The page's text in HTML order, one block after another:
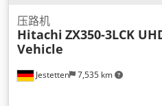
Jestetten 7,535 km
压路机
Hitachi ZX350-3LCK
Vehicle